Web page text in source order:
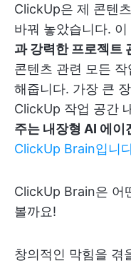
ClickUp은 제 콘텐
바꿔 놓았습니다. 이
과 강력한 프로젝트
콘텐츠 관련 모든
해줍니다. 가장 큰
ClickUp 작업 공간
주는 내장형 AI 에이
ClickUp Brain입니
ClickUp Brain은 어
볼까요!
창의적인 막힘을 겪